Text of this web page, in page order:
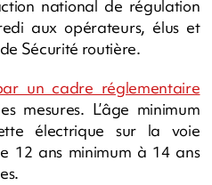
national de régulation
aux opérateurs, élus et
Sécurité routière.
un cadre réglementaire
mesures. L’âge minimum
électrique sur la voie
12 ans minimum à 14 ans